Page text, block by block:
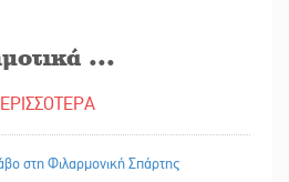
...